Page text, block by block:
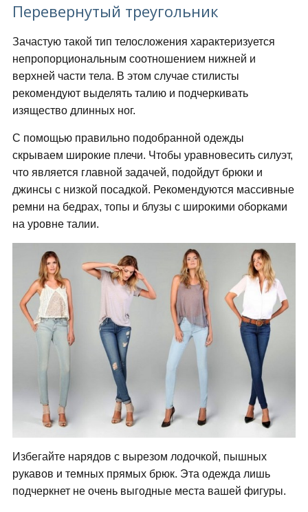
Перевернутый треугольник
Зачастую такой тип телосложения характеризуется
непропорциональным соотношением нижней и
верхней части тела. В этом случае стилисты
рекомендуют выделять талию и подчеркивать
изящество длинных ног.
С помощью правильно подобранной одежды
скрываем широкие плечи. Чтобы уравновесить силуэт,
что является главной задачей, подойдут брюки и
джинсы с низкой посадкой. Рекомендуются массивные
ремни на бедрах, топы и блузы с широкими оборками
на уровне талии.
Избегайте нарядов с вырезом лодочкой, пышных
рукавов и темных прямых брюк. Эта одежда лишь
подчеркнет не очень выгодные места вашей фигуры.